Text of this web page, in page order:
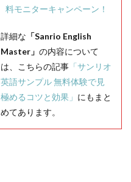
料モニターキャンペーン！
詳細な 「Sanrio English
Master」 の内容について
は、こちらの記事 「サンリオ
英語サンプル 無料体験で見
極めるコツと効果」 にもまと
めてあります。